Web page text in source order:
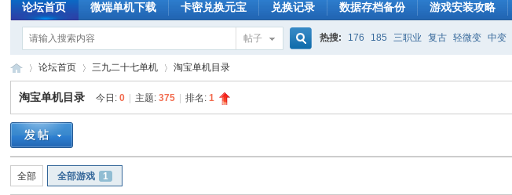
论坛首页 微端单机下载 卡密兑换元宝 兑换记录 数据存档备份 游戏安装攻略
帖子 热搜: 176 185 三职业 复古 轻微变 中变
»
论坛首页 三九二十七单机 淘宝单机目录
淘宝单机目录 今日:0 主题:375 排名:1
全部 全部游戏 1